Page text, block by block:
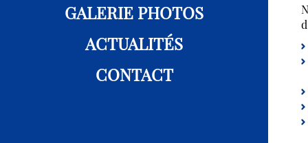
GALERIE PHOTOS
ACTUALITÉS
CONTACT